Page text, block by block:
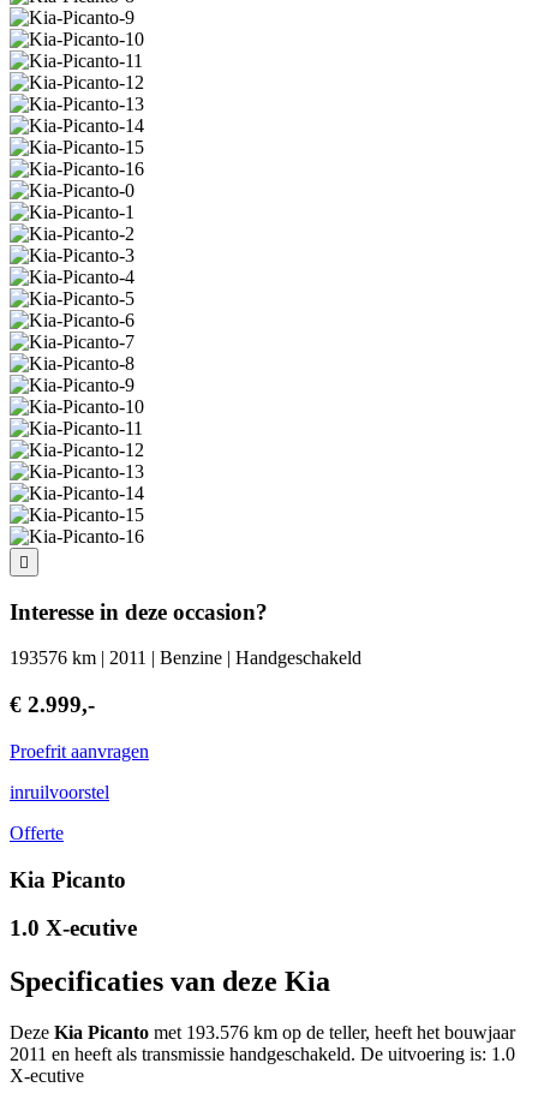
Interesse in deze occasion?
193576 km | 2011 | Benzine | Handgeschakeld
€ 2.999,-
Proefrit aanvragen
inruilvoorstel
Offerte
Kia Picanto
1.0 X-ecutive
Specificaties van deze Kia
Deze Kia Picanto met 193.576 km op de teller, heeft het bouwjaar
2011 en heeft als transmissie handgeschakeld. De uitvoering is: 1.0
X-ecutive